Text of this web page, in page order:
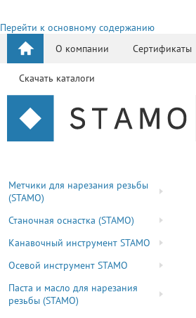
Перейти к основному содержанию
О компании
Сертификаты
Скачать каталоги
Метчики для нарезания резьбы
(STAMO)
Станочная оснастка (STAMO)
Канавочный инструмент STAMO
Осевой инструмент STAMO
Паста и масло для нарезания
резьбы (STAMO)